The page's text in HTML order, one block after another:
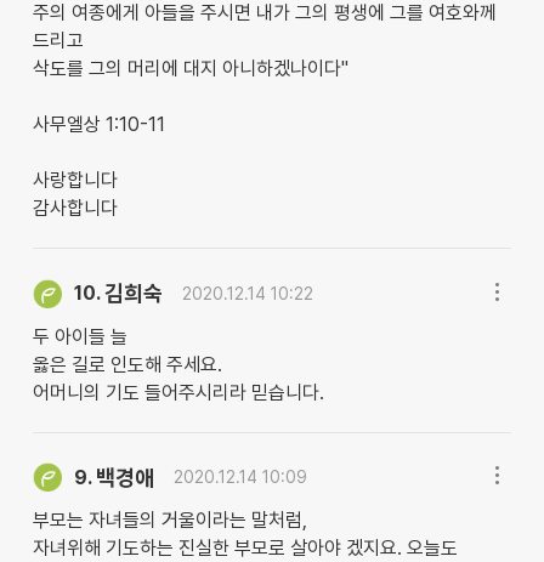
주의 여종에게 아들을 주시면 내가 그의 평생에 그를 여호와께
드리고
삭도를 그의 머리에 대지 아니하겠나이다"
사무엘상 1:10-11
사랑합니다
감사합니다
10.김희숙 2020.12.14 10:22
두 아이들 늘
옳은 길로 인도해 주세요.
어머니의 기도 들어주시리라 믿습니다.
9. 백경애 2020.12.14 10:09
부모는 자녀들의 거울이라는 말처럼,
자녀위해 기도하는 진실한 부모로 살아야 겠지요. 오늘도